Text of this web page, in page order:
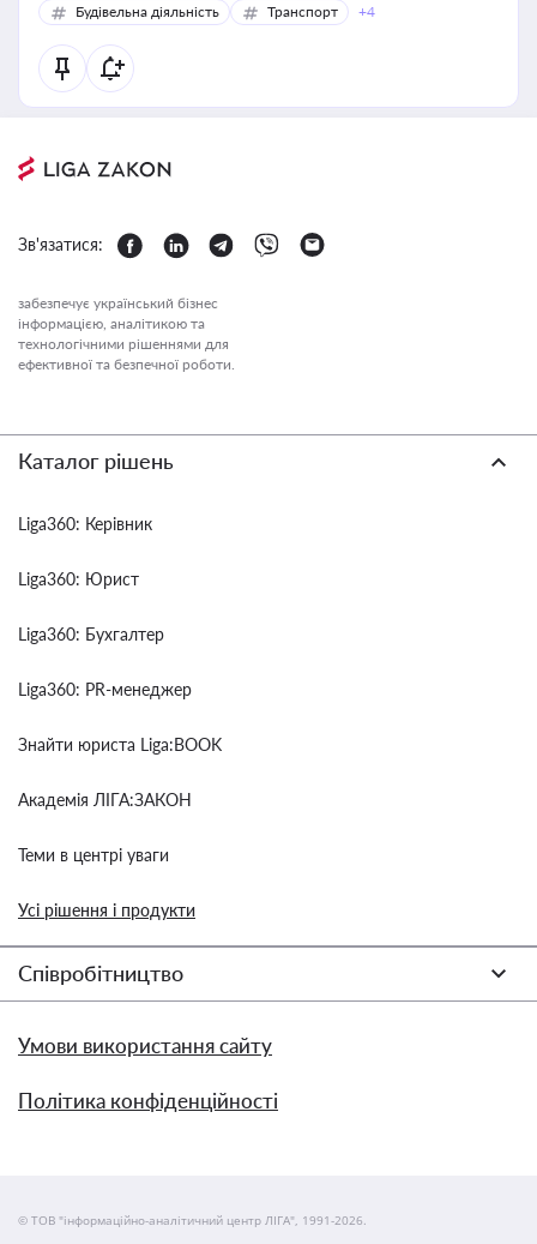
Будівельна діяльність
Транспорт +4
Зв'язатися:
забезпечує український бізнес
інформацією, аналітикою та
технологічними рішеннями для
ефективної та безпечної роботи.
Каталог рішень
Liga360: Керівник
Liga360: Юрист
Liga360: Бухгалтер
Liga360: PR-менеджер
Знайти юриста Liga:BOOK
Академія ЛІГА:ЗАКОН
Теми в центрі уваги
Усі рішення і продукти
Співробітництво
Умови використання сайту
Політика конфіденційності
© ТОВ "інформаційно-аналітичний центр ЛІГА", 1991-2026.